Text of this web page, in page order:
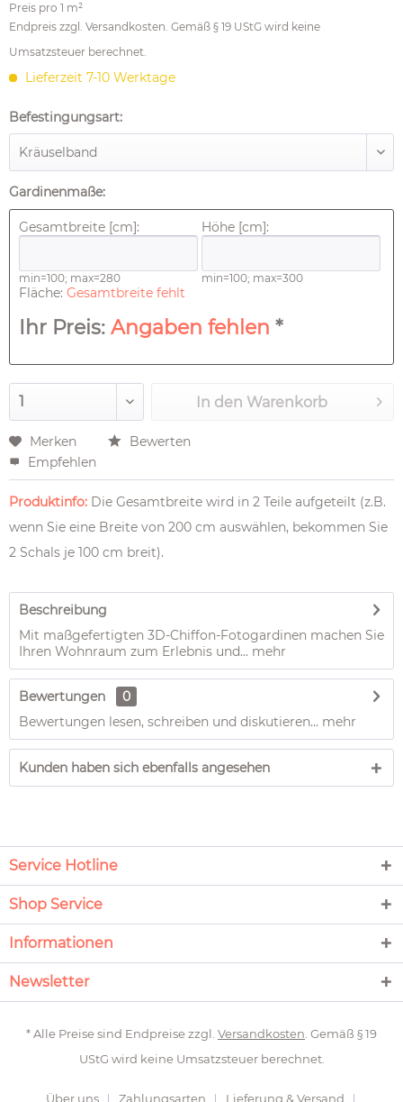
Preis pro 1 m²
Endpreis zzgl. Versandkosten. Gemäß § 19 UStG wird keine
Umsatzsteuer berechnet.
Lieferzeit 7-10 Werktage
Befestingungsart:
Gardinenmaße:
Gesamtbreite [cm]: Höhe [cm]:
min=100; max=280 min=100; max=300
Fläche: Gesamtbreite fehlt
Ihr Preis: Angaben fehlen *
In den Warenkorb
Merken
Bewerten
Empfehlen
Produktinfo: Die Gesamtbreite wird in 2 Teile aufgeteilt (z.B.
wenn Sie eine Breite von 200 cm auswählen, bekommen Sie
2 Schals je 100 cm breit).
Beschreibung
Mit maßgefertigten 3D-Chiffon-Fotogardinen machen Sie
Ihren Wohnraum zum Erlebnis und... mehr
Bewertungen
0
Bewertungen lesen, schreiben und diskutieren... mehr
Kunden haben sich ebenfalls angesehen
Service Hotline
Shop Service
Informationen
Newsletter
* Alle Preise sind Endpreise zzgl. Versandkosten. Gemäß § 19
UStG wird keine Umsatzsteuer berechnet.
Über uns Zahlungsarten Lieferung & Versand